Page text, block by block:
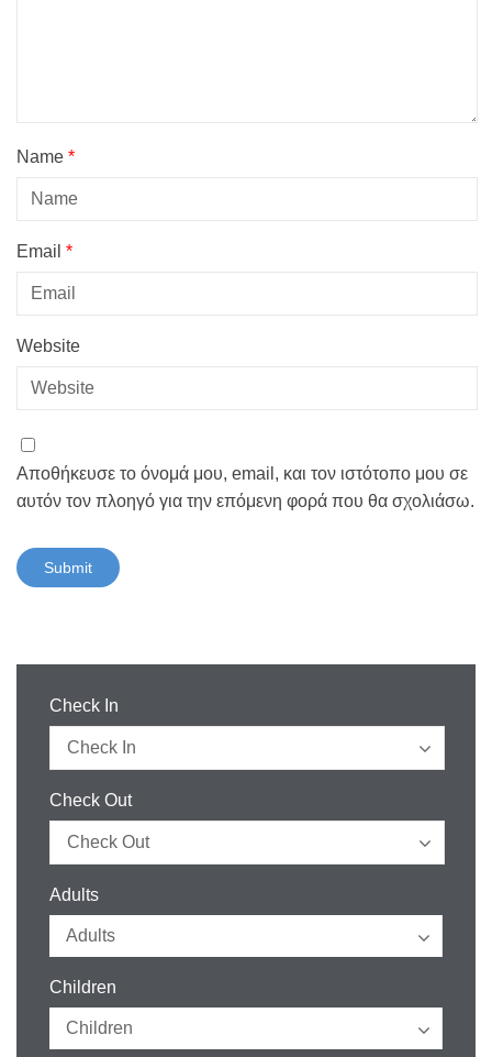
Name *
Email *
Website
Αποθήκευσε το όνομά μου, email, και τον ιστότοπο μου σε
αυτόν τον πλοηγό για την επόμενη φορά που θα σχολιάσω.
Check In
Check Out
Adults
Children